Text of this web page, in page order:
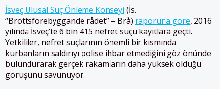
İsveç Ulusal Suç Önleme Konseyi (İs.
“Brottsförebyggande rådet” – Brå) raporuna göre, 2016
yılında İsveç’te 6 bin 415 nefret suçu kayıtlara geçti.
Yetkililer, nefret suçlarının önemli bir kısmında
kurbanların saldırıyı polise ihbar etmediğini göz önünde
bulundurarak gerçek rakamların daha yüksek olduğu
görüşünü savunuyor.